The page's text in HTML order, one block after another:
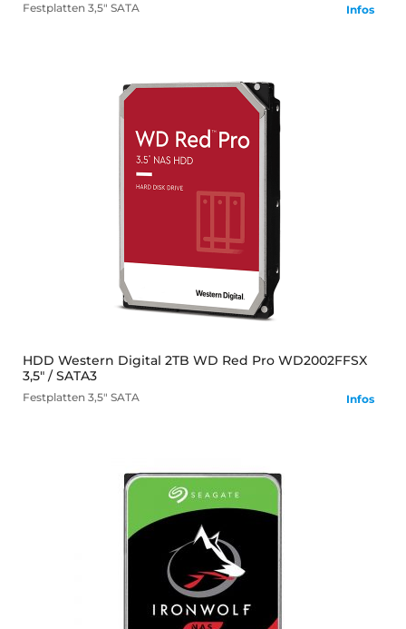
Festplatten 3,5" SATA Infos
mehr
HDD Western Digital 2TB WD Red Pro WD2002FFSX
3,5" / SATA3
Festplatten 3,5" SATA Infos